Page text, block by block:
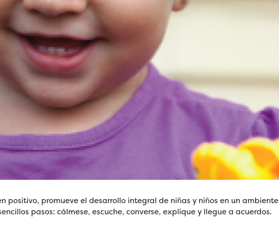
positivo, promueve el desarrollo integral de niñas y niños en un ambiente
pasos: cálmese, escuche, converse, explique y llegue a acuerdos.